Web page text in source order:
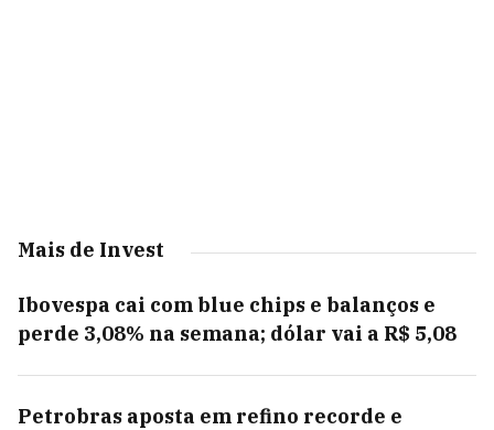
Mais de Invest
Ibovespa cai com blue chips e balanços e
perde 3,08% na semana; dólar vai a R$ 5,08
Petrobras aposta em refino recorde e